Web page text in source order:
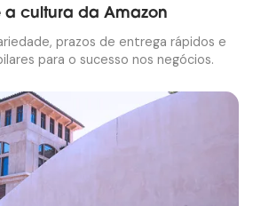
a cultura da Amazon
prazos de entrega rápidos e
para o sucesso nos negócios.